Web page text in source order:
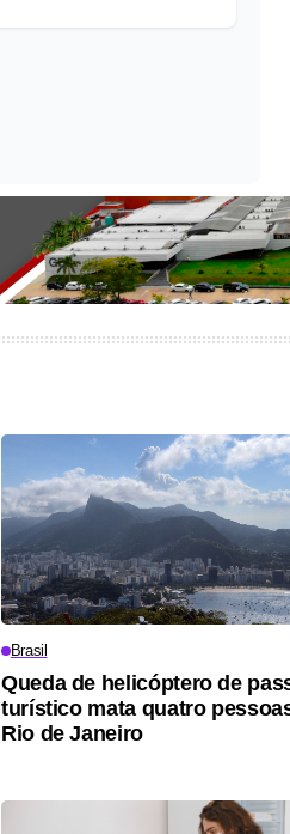
Brasil
Queda de helicóptero de
turístico mata quatro
Rio de Janeiro